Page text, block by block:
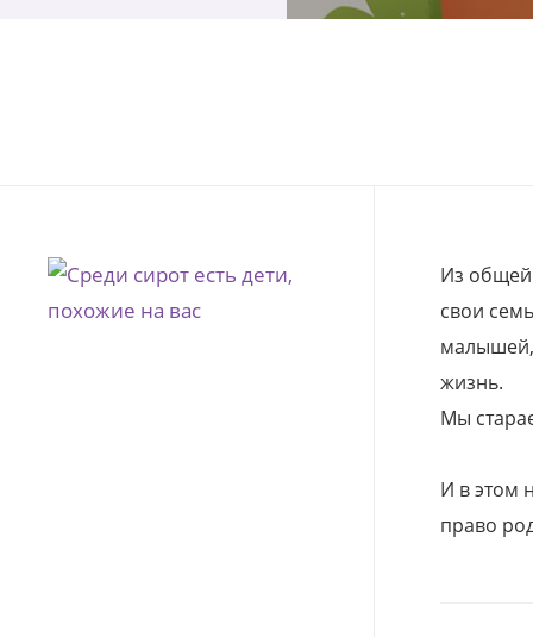
Из общей
свои
малышей,
жизнь.
Мы
И в этом
право